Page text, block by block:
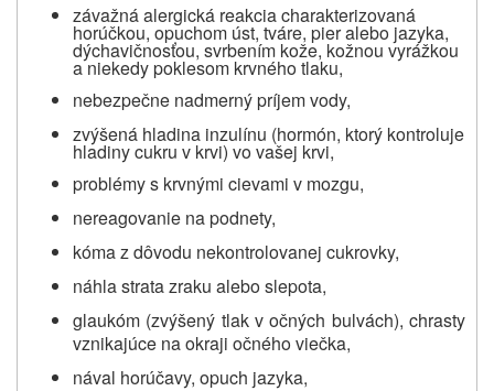
závažná alergická reakcia charakterizovaná
horúčkou, opuchom úst, tváre, pier alebo jazyka,
dýchavičnosťou, svrbením kože, kožnou vyrážkou
a niekedy poklesom krvného tlaku,
nebezpečne nadmerný príjem vody,
zvýšená hladina inzulínu (hormón, ktorý kontroluje
hladiny cukru v krvi) vo vašej krvi,
problémy s krvnými cievami v mozgu,
nereagovanie na podnety,
kóma z dôvodu nekontrolovanej cukrovky,
náhla strata zraku alebo slepota,
glaukóm (zvýšený tlak v očných bulvách), chrasty
vznikajúce na okraji očného viečka,
nával horúčavy, opuch jazyka,